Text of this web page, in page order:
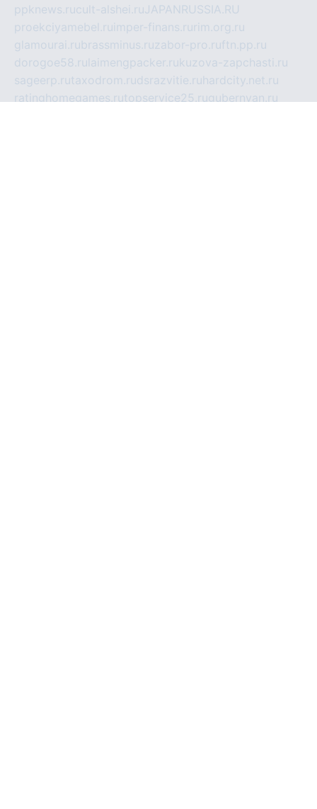
ppknews.rucult-alshei.ruJAPANRUSSIA.RU
proekciyamebel.ru imper-finans.ru rim.org.ru
glamourai.rubrassminus.ruzabor-pro.ruftn.pp.ru
dorogoe58.ru laimengpacker.rukuzova-zapchasti.ru
sageerp.rutaxodrom.rudsrazvitie.ru hardcity.net.ru
ratinghomegames.rutopservice25.rugubernyan.ru